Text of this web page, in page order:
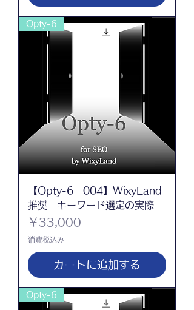
Opty-6
【Opty-6 004】WixyLand
推奨 キーワード選定の実際
価格
￥33,000
消費税込み
カートに追加する
Opty-6